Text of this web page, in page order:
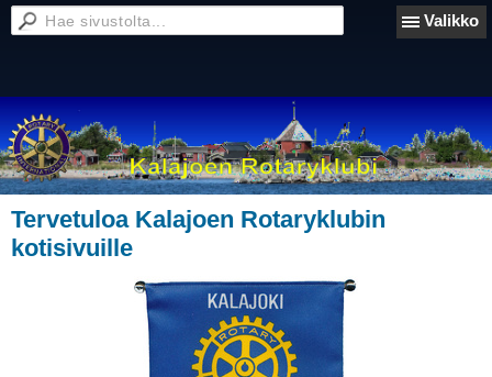
Valikko
Tervetuloa Kalajoen Rotaryklubin
kotisivuille